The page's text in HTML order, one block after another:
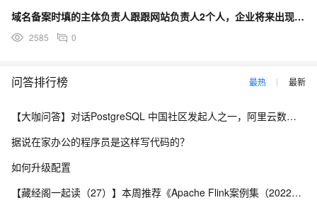
域名备案时填的主体负责人跟跟网站负责人2个人，企业将来出现经营风险谁承担
2585 0
问答排行榜 最热 最新
【大咖问答】对话PostgreSQL 中国社区发起人之一，阿里云数据库高级专家 德哥
据说在家办公的程序员是这样写代码的？
如何升级配置
【藏经阁一起读（27）】本周推荐《Apache Flink案例集（2022版）》，你有哪些心得？